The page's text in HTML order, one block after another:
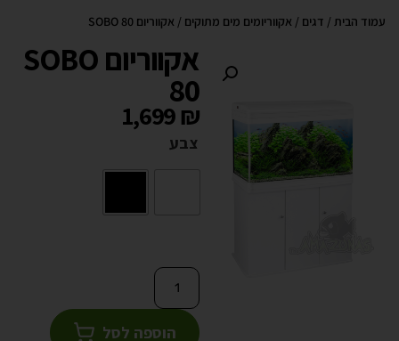
עמוד הבית / דגים / אקווריומים מים מתוקים / אקווריום SOBO 80
אקווריום SOBO
80
1,699₪
צבע
הוספה לסל